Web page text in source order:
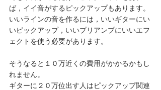
ば，イイ音がするピックアップもあります。
いいラインの音を作るには，いいギターにい
いピックアップ，いいプリアンプにいいエフ
ェクトを使う必要があります。
そうなると１０万近くの費用がかかるかもし
れません。
ギターに２０万位出す人はピックアップ関連